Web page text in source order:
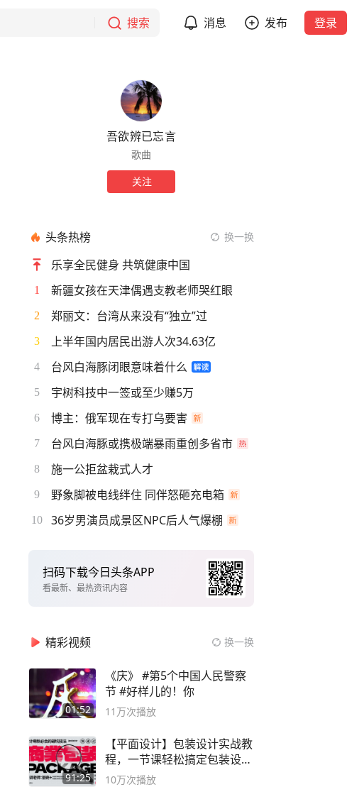
搜索 消息 发布 登录
吾欲辨已忘言
歌曲
关注
头条热榜 换一换
乐享全民健身 共筑健康中国
1 新疆女孩在天津偶遇支教老师哭红眼
2 郑丽文：台湾从来没有“独立”过
3 上半年国内居民出游人次34.63亿
4 台风白海豚闭眼意味着什么
5 宇树科技中一签或至少赚5万
6 博主：俄军现在专打乌要害
7 台风白海豚或携极端暴雨重创多省市
8 施一公拒盆栽式人才
9 野象脚被电线绊住 同伴怒砸充电箱
10 36岁男演员成景区NPC后人气爆棚
扫码下载今日头条APP
看最新、最热资讯内容
精彩视频 换一换
01:52
《庆》 #第5个中国人民警察
节 #好样儿的！你
11万次播放
91:25
【平面设计】包装设计实战教
程，一节课轻松搞定包装设计
流程！
10万次播放